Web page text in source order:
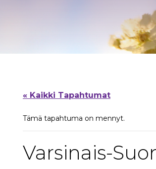
« Kaikki Tapahtumat
Tämä tapahtuma on mennyt.
Varsinais-